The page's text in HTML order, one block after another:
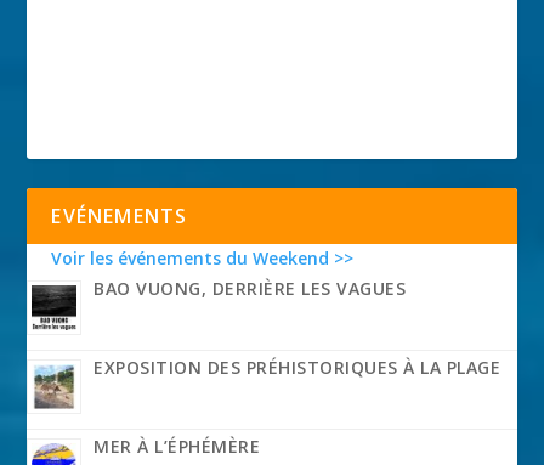
EVÉNEMENTS
Voir les événements du Weekend >>
BAO VUONG, DERRIÈRE LES VAGUES
EXPOSITION DES PRÉHISTORIQUES À LA PLAGE
MER À L’ÉPHÉMÈRE